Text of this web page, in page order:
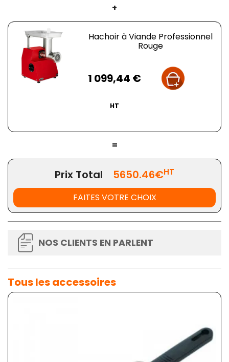
+
Hachoir à Viande Professionnel
Rouge
1 099,44 €
HT
=
Prix Total 5650.46€HT
FAITES VOTRE CHOIX
NOS CLIENTS EN PARLENT
Tous les accessoires